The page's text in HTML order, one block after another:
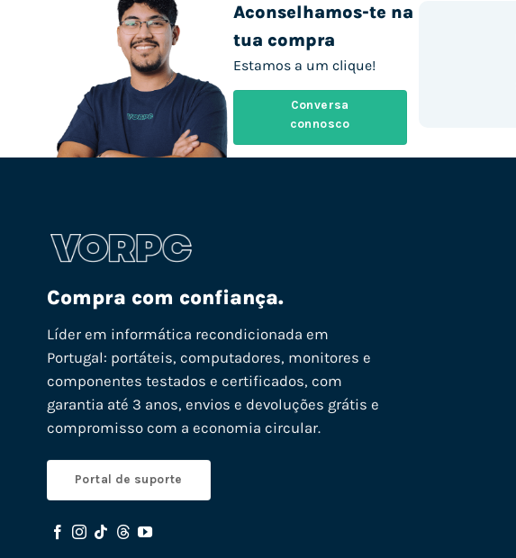
Aconselhamos-te na
tua compra
Estamos a um clique!
Conversa
connosco
Compra com confiança.
Líder em informática recondicionada em
Portugal: portáteis, computadores, monitores e
componentes testados e certificados, com
garantia até 3 anos, envios e devoluções grátis e
compromisso com a economia circular.
Portal de suporte